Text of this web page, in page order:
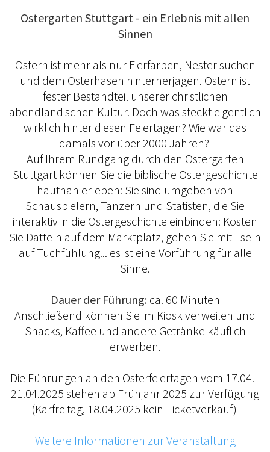
Ostergarten Stuttgart - ein Erlebnis mit allen
Sinnen
Ostern ist mehr als nur Eierfärben, Nester suchen
und dem Osterhasen hinterherjagen. Ostern ist
fester Bestandteil unserer christlichen
abendländischen Kultur. Doch was steckt eigentlich
wirklich hinter diesen Feiertagen? Wie war das
damals vor über 2000 Jahren?
Auf Ihrem Rundgang durch den Ostergarten
Stuttgart können Sie die biblische Ostergeschichte
hautnah erleben: Sie sind umgeben von
Schauspielern, Tänzern und Statisten, die Sie
interaktiv in die Ostergeschichte einbinden: Kosten
Sie Datteln auf dem Marktplatz, gehen Sie mit Eseln
auf Tuchfühlung... es ist eine Vorführung für alle
Sinne.
Dauer der Führung:ca. 60 Minuten
Anschließend können Sie im Kiosk verweilen und
Snacks, Kaffee und andere Getränke käuflich
erwerben.
Die Führungen an den Osterfeiertagen vom 17.04. -
21.04.2025 stehen ab Frühjahr 2025 zur Verfügung
(Karfreitag, 18.04.2025 kein Ticketverkauf)
Weitere Informationen zur Veranstaltung